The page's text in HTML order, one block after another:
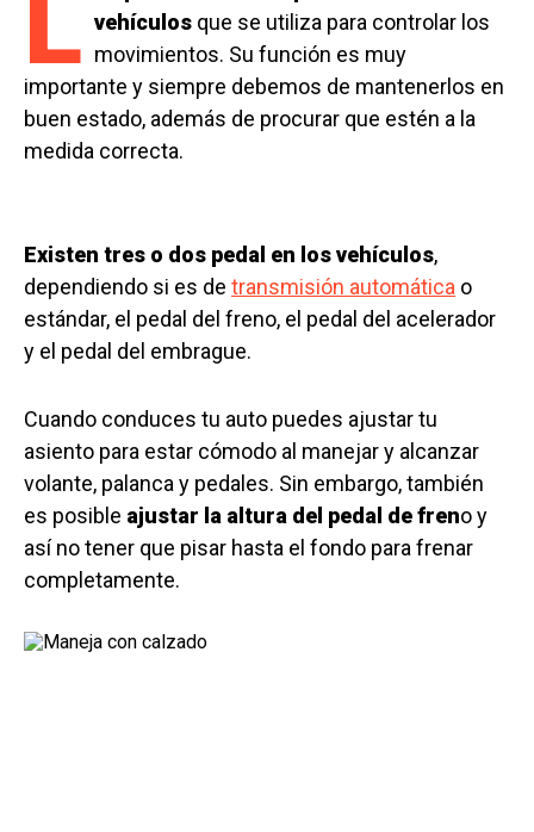
L vehículos que se utiliza para controlar los
movimientos. Su función es muy
importante y siempre debemos de mantenerlos en
buen estado, además de procurar que estén a la
medida correcta.
Existen tres o dos pedal en los vehículos,
dependiendo si es de transmisión automática o
estándar, el pedal del freno, el pedal del acelerador
y el pedal del embrague.
Cuando conduces tu auto puedes ajustar tu
asiento para estar cómodo al manejar y alcanzar
volante, palanca y pedales. Sin embargo, también
es posible ajustar la altura del pedal de freno y
así no tener que pisar hasta el fondo para frenar
completamente.